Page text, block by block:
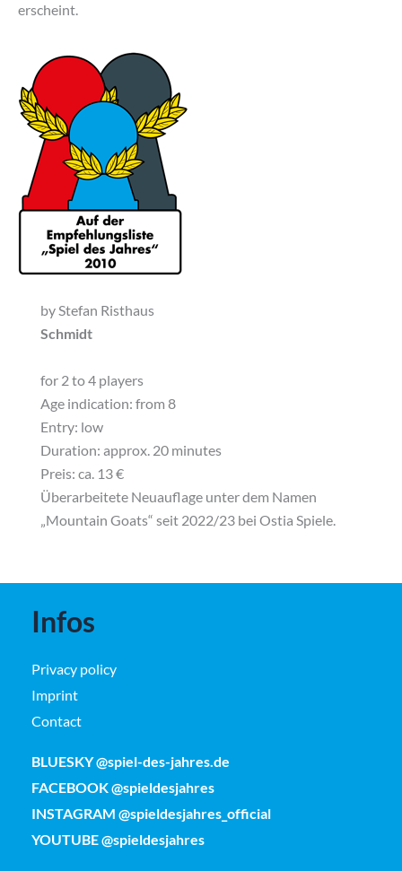
erscheint.
by Stefan Risthaus
Schmidt
for 2 to 4 players
Age indication: from 8
Entry: low
Duration: approx. 20 minutes
Preis: ca. 13 €
Überarbeitete Neuauflage unter dem Namen
„Mountain Goats“ seit 2022/23 bei Ostia Spiele.
Infos
Privacy policy
Imprint
Contact
BLUESKY @spiel-des-jahres.de
FACEBOOK @spieldesjahres
INSTAGRAM @spieldesjahres_official
YOUTUBE @spieldesjahres